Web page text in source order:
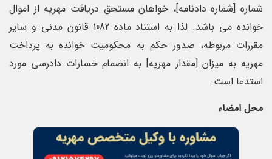
شماره [شماره دادنامه]، خواهان مستحق دریافت مهریه از اموال
خوانده می باشد. لذا به استناد ماده 1082 قانون مدنی و سایر
مقررات مربوطه، صدور حکم به محکومیت خوانده به پرداخت
مهریه به میزان [مقدار مهریه] به انضمام خسارات دادرسی مورد
استدعا است.
محل امضاء